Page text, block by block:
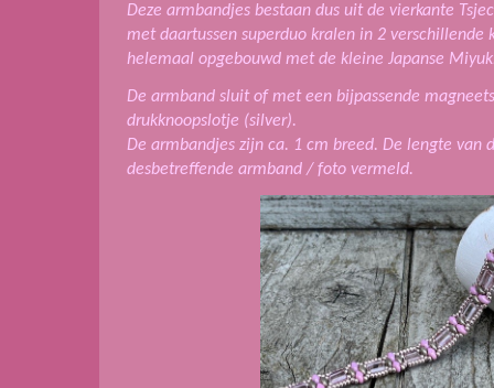
Deze armbandjes bestaan dus uit de vierkante
met daartussen superduo kralen in 2 verschillende
helemaal opgebouwd met de kleine Japanse
De armband sluit of met een bijpassende
drukknoopslotje (silver).
De armbandjes zijn ca. 1 cm breed. De lengte van
desbetreffende armband / foto vermeld.